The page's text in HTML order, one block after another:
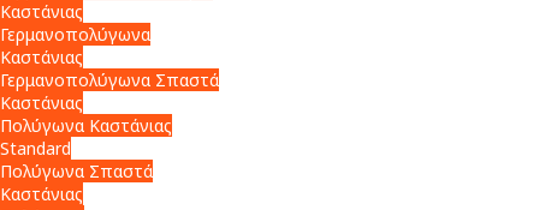
Καστάνιας
Γερμανοπολύγωνα
Καστάνιας
Γερμανοπολύγωνα Σπαστά
Καστάνιας
Πολύγωνα Καστάνιας
Standard
Πολύγωνα Σπαστά
Καστάνιας